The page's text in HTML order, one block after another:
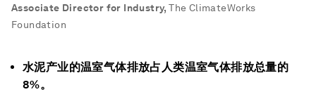
Associate Director for Industry, The ClimateWorks
Foundation
水泥产业的温室气体排放占人类温室气体排放总量的
8%。